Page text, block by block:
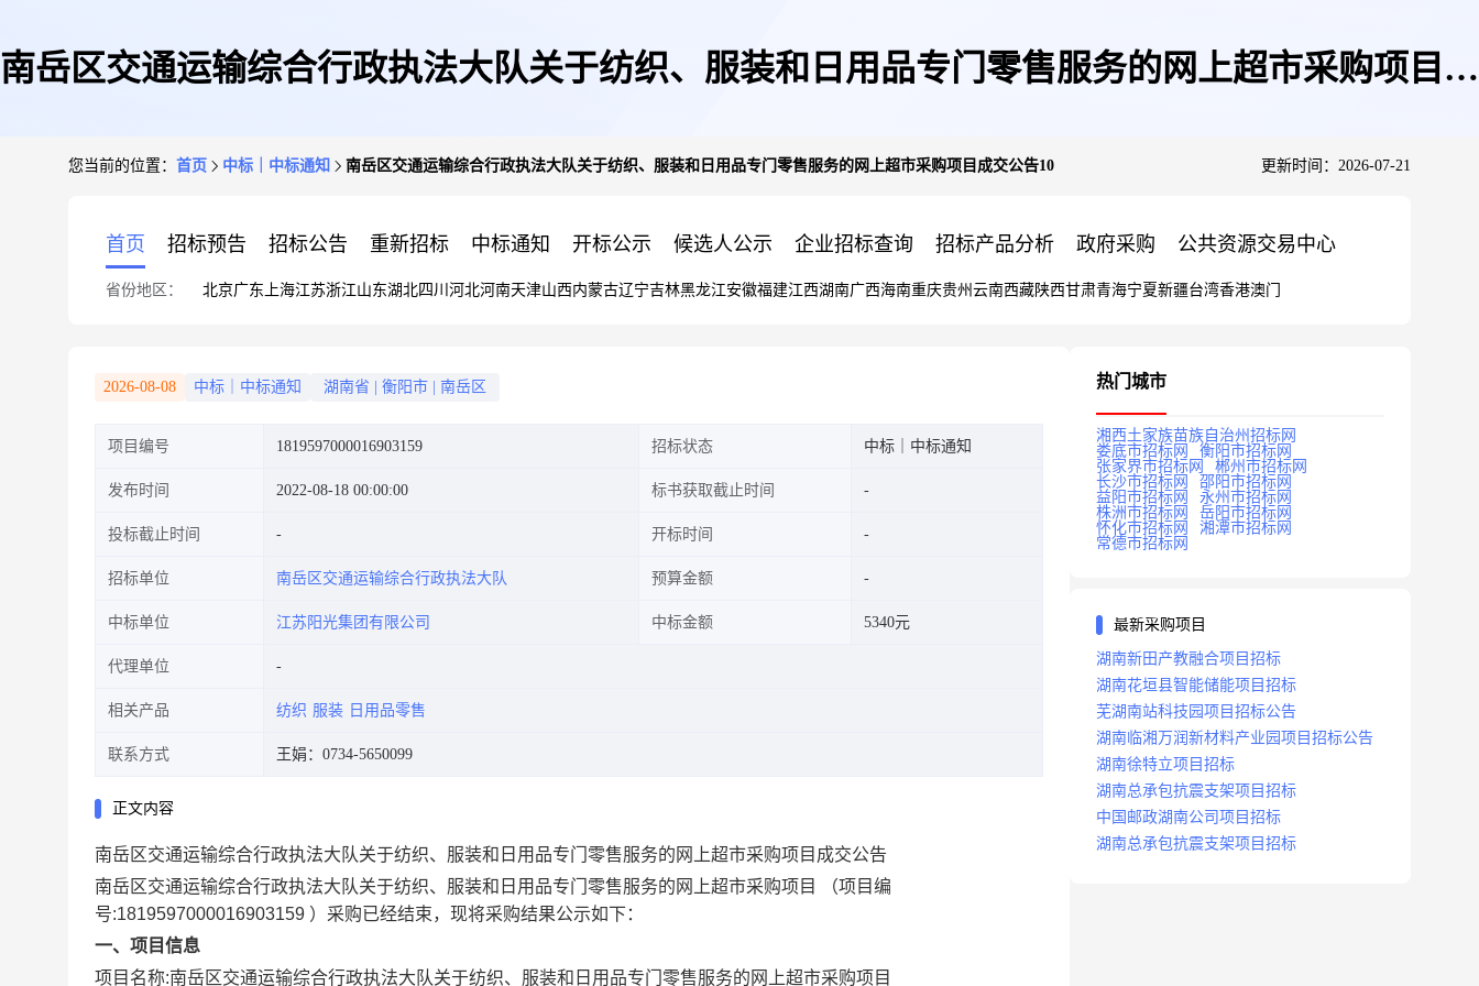
南岳区交通运输综合行政执法大队关于纺织、服装和日用品专门零售服务的网上超市采购项目成
您当前的位置： 首页 中标｜中标通知 南岳区交通运输综合行政执法大队关于纺织、服装和日用品专门零售服务的网上超市采购项目成交公告10 更新时间：2026-07-21
首页 招标预告 招标公告 重新招标 中标通知 开标公示 候选人公示 企业招标查询 招标产品分析 政府采购 公共资源交易中心
省份地区： 北京广东 上海江苏浙江山东湖北四川 河北河南天津山西内蒙古辽宁吉林黑龙江安徽福建江西湖南广西海南重庆贵州 云南西藏陕西甘肃青海宁夏新疆台湾香港澳门
2026-08-08 中标｜中标通知 湖南省 衡阳市 南岳区
项目编号 1819597000016903159 招标状态 中标｜中标通知
发布时间 2022-08-18 00:00:00 标书获取截止时间
投标截止时间 开标时间
招标单位 南岳区交通运输综合行政执法大队 预算金额
中标单位 江苏阳光集团有限公司 中标金额 5340元
代理单位
相关产品 纺织 服装 日用品零售
联系方式 王娟：0734-5650099
正文内容
南岳区交通运输综合行政执法大队关于纺织、服装和日用品专门零售服务的网上超市采购项目成交公告
南岳区交通运输综合行政执法大队关于纺织、服装和日用品专门零售服务的网上超市采购项目
（项目编
号:1819597000016903159 ）采购已经结束，现将采购结果公示如下：
一、项目信息
项目名称:南岳区交通运输综合行政执法大队关于纺织、服装和日用品专门零售服务的网上超市采购项目
热门城市
湘西土家族苗族自治州招标网
娄底市招标网
衡阳市招标网
张家界市招标网
郴州市招标网
长沙市招标网
邵阳市招标网
益阳市招标网
永州市招标网
株洲市招标网
岳阳市招标网
怀化市招标网
湘潭市招标网
常德市招标网
最新采购项目
湖南新田产教融合项目招标
湖南花垣县智能储能项目招标
芜湖南站科技园项目招标公告
湖南临湘万润新材料产业园项目招标公告
湖南徐特立项目招标
湖南总承包抗震支架项目招标
中国邮政湖南公司项目招标
湖南总承包抗震支架项目招标